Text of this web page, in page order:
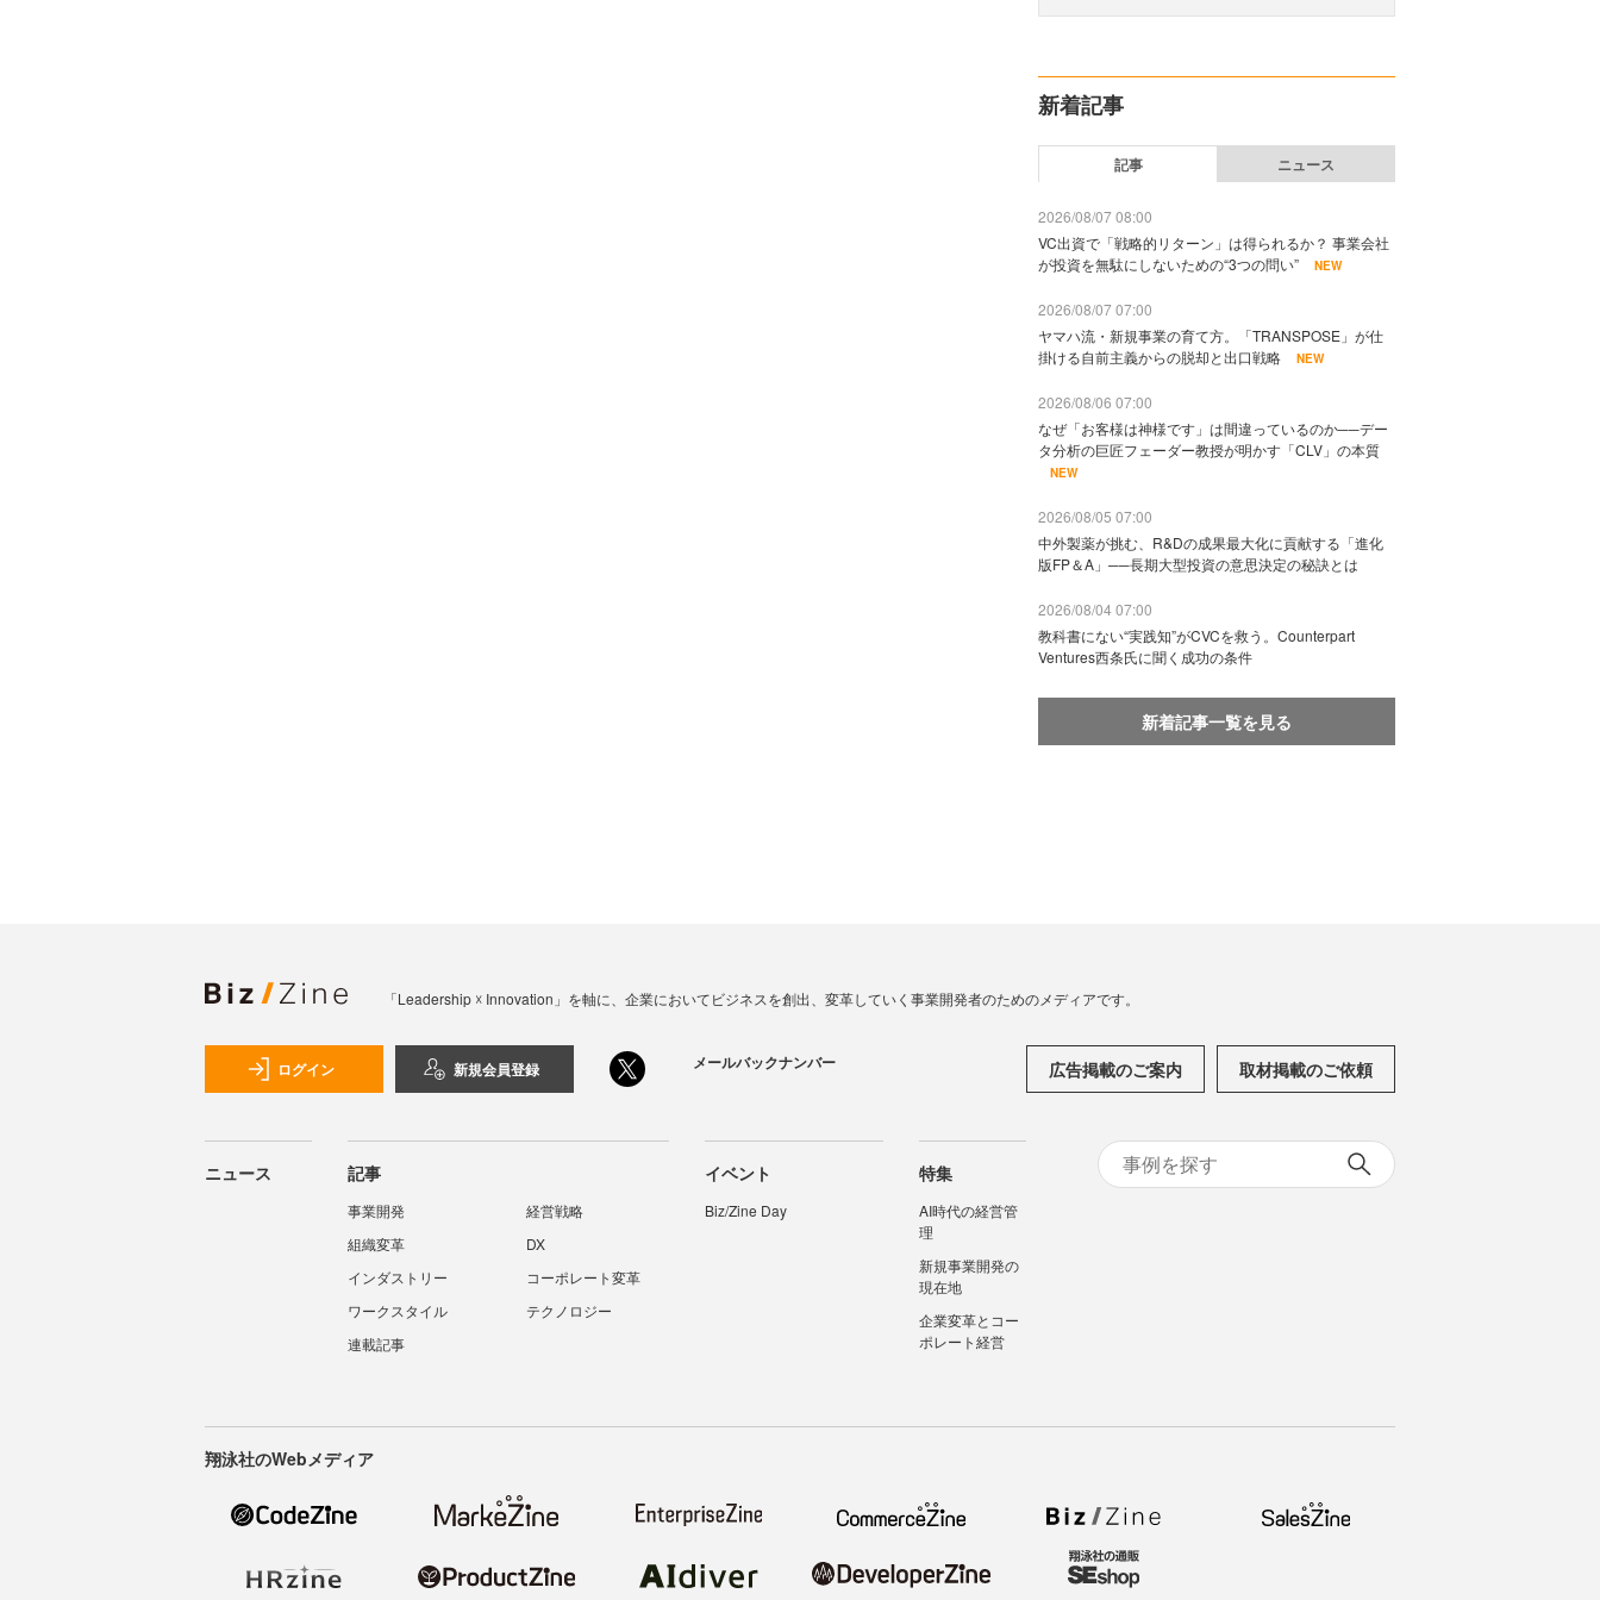
新着記事
記事 ニュース
2026/08/07 08:00
VC出資で「戦略的リターン」は得られるか？ 事業会社
が投資を無駄にしないための“3つの問い”
NEW
2026/08/07 07:00
ヤマハ流・新規事業の育て方。「TRANSPOSE」が仕
掛ける自前主義からの脱却と出口戦略
NEW
2026/08/06 07:00
なぜ「お客様は神様です」は間違っているのか──デー
タ分析の巨匠フェーダー教授が明かす「CLV」の本質
NEW
2026/08/05 07:00
中外製薬が挑む、R&Dの成果最大化に貢献する「進化
版FP＆A」──長期大型投資の意思決定の秘訣とは
2026/08/04 07:00
教科書にない“実践知”がCVCを救う。Counterpart
Ventures西条氏に聞く成功の条件
新着記事一覧を見る
「Leadership ☓ Innovation」を軸に、企業においてビジネスを創出、変革していく事業開発者のためのメディアです。
ログイン 新規会員登録 メールバックナンバー 広告掲載のご案内 取材掲載のご依頼
ニュース 記事
事業開発
経営戦略
組織変革
DX
インダストリー
コーポレート変革
ワークスタイル
テクノロジー
連載記事
イベント
Biz/Zine Day
特集
AI時代の経営管
理
新規事業開発の
現在地
企業変革とコー
ポレート経営
翔泳社のWebメディア